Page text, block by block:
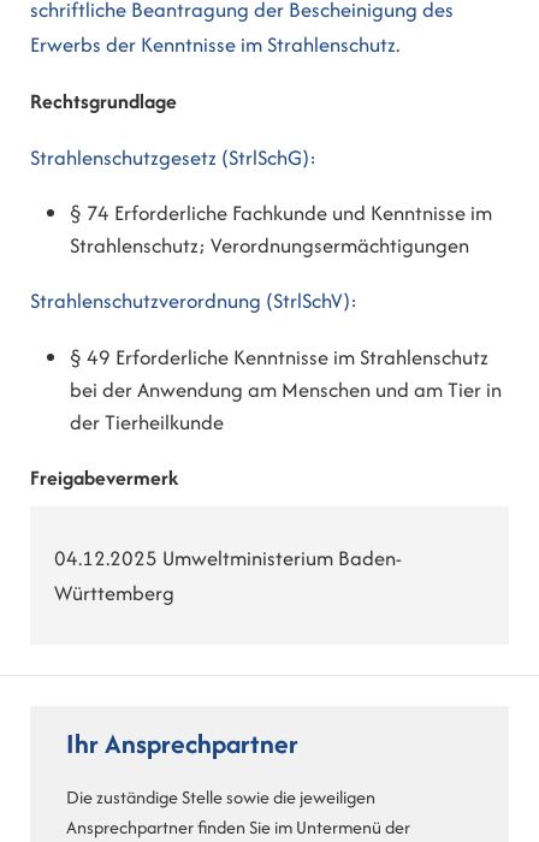
schriftliche Beantragung der Bescheinigung des
Erwerbs der Kenntnisse im Strahlenschutz.
Rechtsgrundlage
Strahlenschutzgesetz (StrlSchG):
§ 74 Erforderliche Fachkunde und Kenntnisse im
Strahlenschutz; Verordnungsermächtigungen
Strahlenschutzverordnung (StrlSchV):
§ 49 Erforderliche Kenntnisse im Strahlenschutz
bei der Anwendung am Menschen und am Tier in
der Tierheilkunde
Freigabevermerk
04.12.2025 Umweltministerium Baden-
Württemberg
Ihr Ansprechpartner
Die zuständige Stelle sowie die jeweiligen
Ansprechpartner finden Sie im Untermenü der